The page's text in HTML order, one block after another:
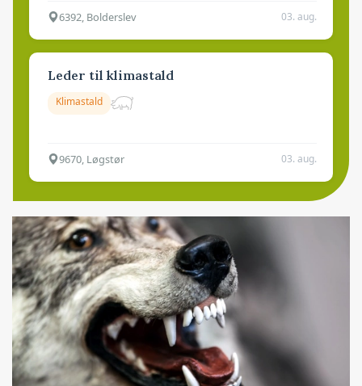
6392, Bolderslev 03. aug.
Leder til klimastald
Klimastald
9670, Løgstør 03. aug.